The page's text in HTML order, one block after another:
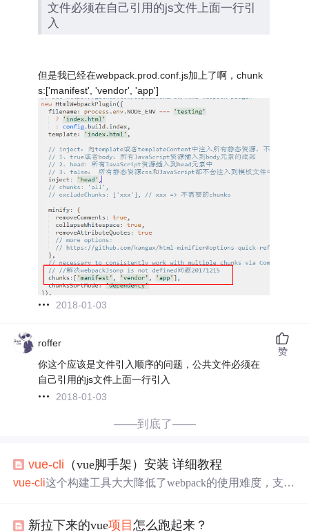
文件必须在自己引用的js文件上面一行引
入
但是我已经在webpack.prod.conf.js加上了啊，chunk
s:['manifest', 'vendor', 'app']
2018-01-03
roffer
你这个应该是文件引入顺序的问题，公共文件必须在
自己引用的js文件上面一行引入
2018-01-03
赞
——到底了——
vue-cli （vue脚手架）安装 详细教程
vue-cli这个构建工具大大降低了webpack的使用难度，支持
K。 一.安装vue-cli1、 使用npm（需要安装node环境）全
新拉下来的vue项目怎么跑起来？